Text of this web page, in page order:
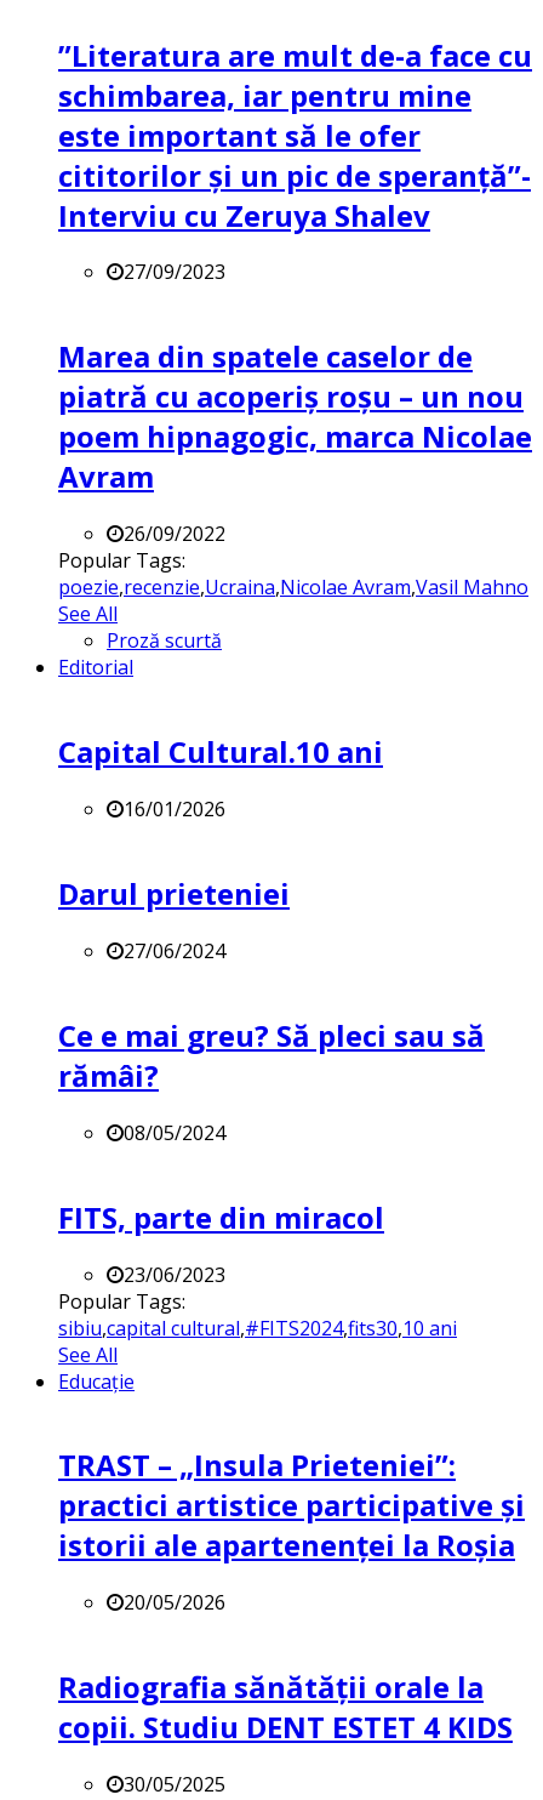
”Literatura are mult de-a face cu
schimbarea, iar pentru mine
este important să le ofer
cititorilor și un pic de speranță”-
Interviu cu Zeruya Shalev
27/09/2023
Marea din spatele caselor de
piatră cu acoperiș roșu – un nou
poem hipnagogic, marca Nicolae
Avram
26/09/2022
Popular Tags:
poezie,recenzie,Ucraina,Nicolae Avram,Vasil Mahno
See All
Proză scurtă
Editorial
Capital Cultural.10 ani
16/01/2026
Darul prieteniei
27/06/2024
Ce e mai greu? Să pleci sau să
rămâi?
08/05/2024
FITS, parte din miracol
23/06/2023
Popular Tags:
sibiu,capital cultural,#FITS2024,fits30,10 ani
See All
Educație
TRAST – „Insula Prieteniei”:
practici artistice participative și
istorii ale apartenenței la Roșia
20/05/2026
Radiografia sănătății orale la
copii. Studiu DENT ESTET 4 KIDS
30/05/2025